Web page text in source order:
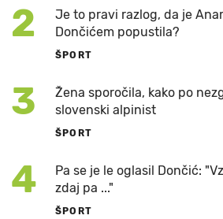
2
Je to pravi razlog, da je
Dončićem popustila?
ŠPORT
3
Žena sporočila, kako po
slovenski alpinist
ŠPORT
4
Pa se je le oglasil Dončić:
zdaj pa ..."
ŠPORT